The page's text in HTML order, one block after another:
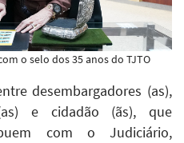
o selo dos 35 anos do TJTO
desembargadores (as),
e cidadão (ãs), que
com o Judiciário,